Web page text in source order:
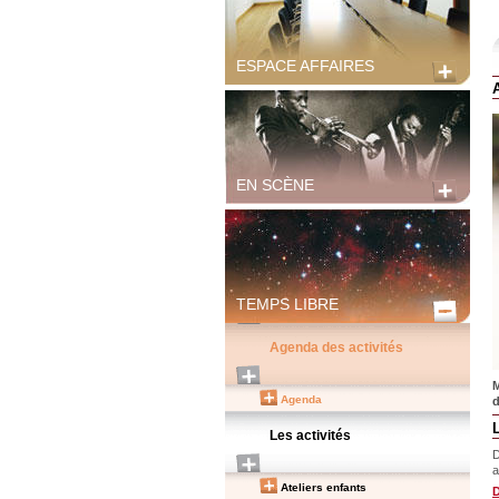
ESPACE AFFAIRES
EN SCÈNE
TEMPS LIBRE
Agenda des activités
Agenda
Les activités
Ateliers enfants